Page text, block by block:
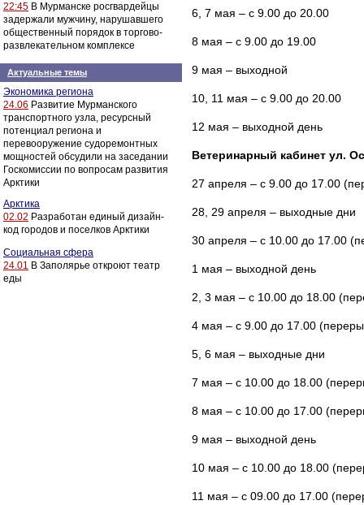
22:45 В Мурманске росгвардейцы
задержали мужчину, нарушавшего
общественный порядок в торгово-
развлекательном комплексе
Актуальные темы
Экономика региона
24.06 Развитие Мурманского
транспортного узла, ресурсный
потенциал региона и
перевооружение судоремонтных
мощностей обсудили на заседании
Госкомиссии по вопросам развития
Арктики
Арктика
02.02 Разработан единый дизайн-
код городов и поселков Арктики
Социальная сфера
24.01 В Заполярье откроют театр
еды
6, 7 мая – с 9.00 до 20.00
8 мая – с 9.00 до 19.00
9 мая – выходной
10, 11 мая – с 9.00 до 20.00
12 мая – выходной день
Ветеринарный кабинет ул.
27 апреля – с 9.00 до 17.00
28, 29 апреля – выходные дни
30 апреля – с 10.00 до 17.00
1 мая – выходной день
2, 3 мая – с 10.00 до 18.00
4 мая – с 9.00 до 17.00
5, 6 мая – выходные дни
7 мая – с 10.00 до 18.00
8 мая – с 10.00 до 17.00
9 мая – выходной день
10 мая – с 10.00 до 18.00
11 мая – с 09.00 до 17.00